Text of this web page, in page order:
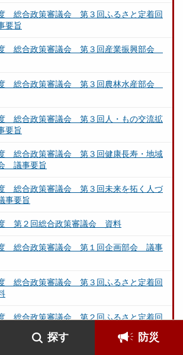
探す 防災
総合政策審議会 第３回ふるさと定着回
要旨
総合政策審議会 第３回産業振興部会
総合政策審議会 第３回農林水産部会
総合政策審議会 第３回人・もの交流拡
要旨
総合政策審議会 第３回健康長寿・地域
議事要旨
総合政策審議会 第３回未来を拓く人づ
事要旨
第２回総合政策審議会 資料
総合政策審議会 第１回企画部会 議事
総合政策審議会 第３回ふるさと定着回
総合政策審議会 第２回ふるさと定着回